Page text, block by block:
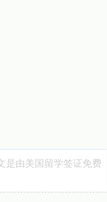
是由美国留学签证免费